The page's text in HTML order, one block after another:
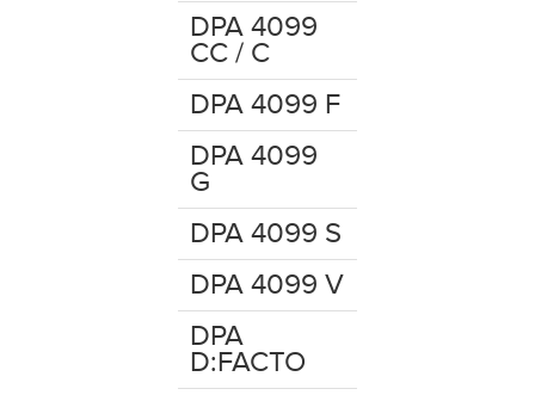
DPA 4099
CC / C
DPA 4099 F
DPA 4099
G
DPA 4099 S
DPA 4099 V
DPA
D:FACTO